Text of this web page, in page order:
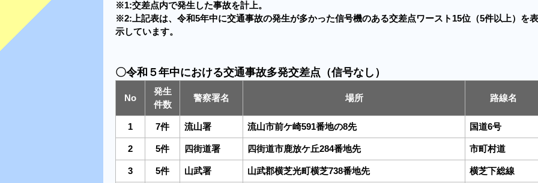
※1:交差点内で発生した事故を計上。
※2:上記表は、令和5年中に交通事故の発生が多かった信号機のある交差点ワースト15位（5件以上）を表
示しています。
〇令和５年中における交通事故多発交差点（信号なし）
No
発生
件数
警察署名 場所 路線名
1 7件 流山署 流山市前ケ崎591番地の8先 国道6号
2 5件 四街道署 四街道市鹿放ケ丘284番地先 市町村道
3 5件 山武署 山武郡横芝光町横芝738番地先 横芝下総線